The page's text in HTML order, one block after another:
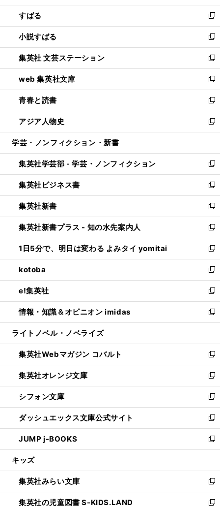
開
く
ウ
で
開
く
ン
ド
ウ
で
開
く
すばる
新
し
い
ウ
ィ
ン
ド
ウ
で
開
く
小説すばる
新
し
い
ウ
ィ
ン
ド
ウ
で
開
集英社 文芸ステーション
新
し
い
ウ
ィ
ン
ド
ウ
開
く
web 集英社文庫
新
し
い
ウ
ィ
ン
ウ
で
開
く
青春と読書
新
し
い
ウ
ン
ド
ウ
で
開
く
アジア人物史
新
し
ウ
ィ
ン
ド
ウ
で
開
く
学芸・ノンフィクション・新書
集英社学芸部 - 学芸・ノンフィクション
新
し
い
ウ
ィ
ン
ド
ウ
で
開
く
集英社ビジネス書
新
し
い
ウ
ィ
ン
ド
ウ
で
開
く
集英社新書
新
し
い
ウ
ィ
ン
ド
ウ
で
開
く
集英社新書プラス - 知の水先案内人
新
し
い
ウ
ィ
ン
ド
ウ
で
開
1日5分で、明日は変わる よみタイ yomitai
新
し
い
ウ
ィ
ン
ド
ウ
開
く
kotoba
新
し
い
ウ
ィ
ン
ウ
で
開
く
e!集英社
新
し
い
ウ
ン
ド
ウ
で
開
く
情報・知識＆オピニオン imidas
新
し
ウ
ィ
ン
ド
ウ
で
開
く
ライトノベル・ノベライズ
集英社Webマガジン コバルト
新
し
い
ウ
ィ
ン
ド
ウ
で
開
集英社オレンジ文庫
新
し
い
ウ
ィ
ン
ド
ウ
開
く
シフォン文庫
新
し
い
ウ
ィ
ン
ウ
で
開
く
ダッシュエックス文庫公式サイト
新
し
い
ウ
ン
ド
ウ
で
JUMP j-BOOKS
新
し
ウ
ィ
ン
ド
キッズ
集英社みらい文庫
新
し
い
集英社の児童図書 S-KIDS.LAND
新